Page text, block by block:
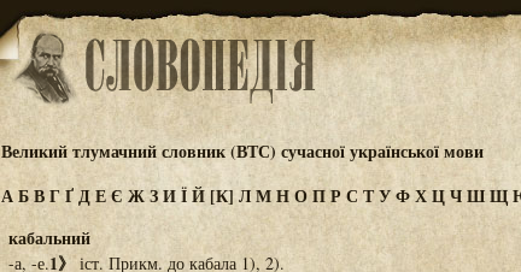
Великий тлумачний словник (ВТС) сучасної української мови
АБВГҐДЕЄ ЖЗИЇЙ [К] ЛМНОПРС ТУФХЦЧШЩ
кабальний
-а, -е.1》іст. Прикм. до кабала 1), 2).